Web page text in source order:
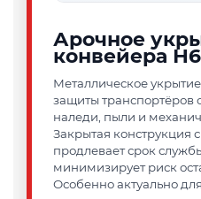
Арочное
конвейера
Металлическое
защиты транспортёров
наледи, пыли и
Закрытая конструкция
продлевает срок
минимизирует риск
Особенно актуально